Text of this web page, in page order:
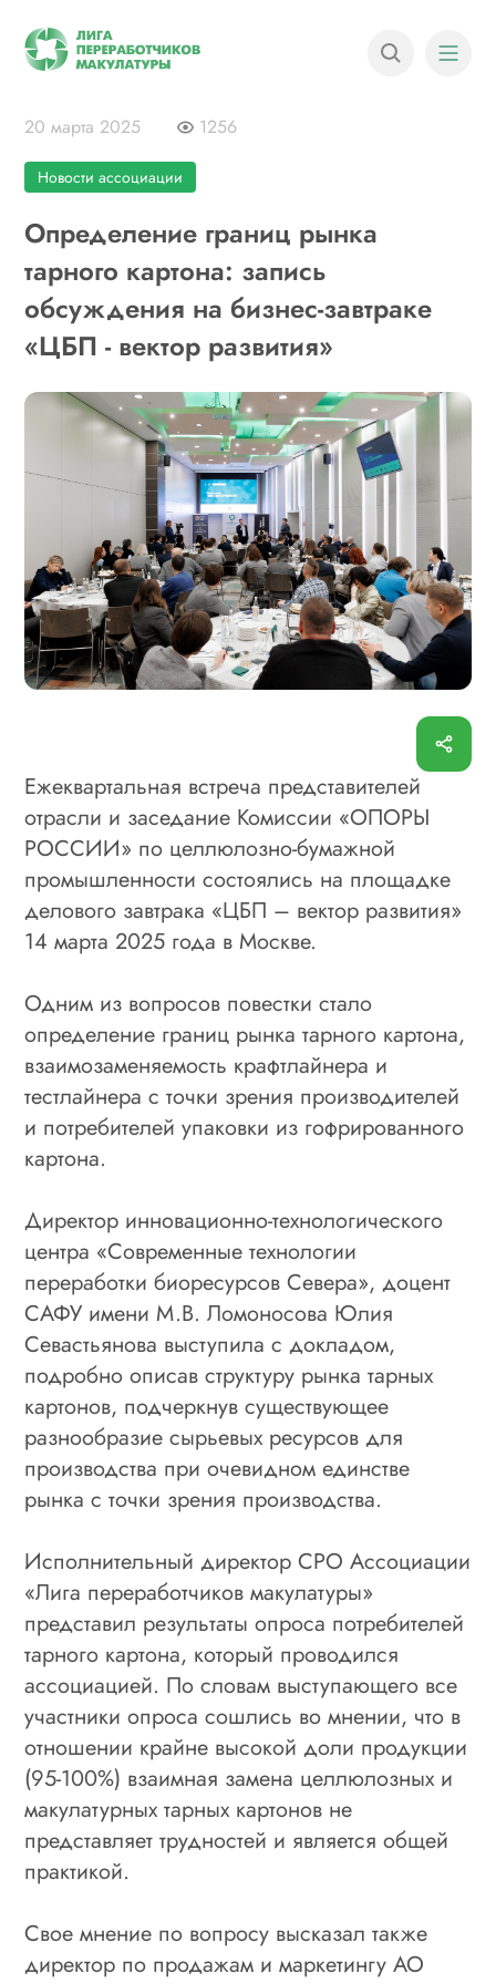
20 марта 2025 1256
Новости ассоциации
Определение границ рынка
тарного картона: запись
обсуждения на бизнес-завтраке
«ЦБП - вектор развития»
Ежеквартальная встреча представителей
отрасли и заседание Комиссии «ОПОРЫ
РОССИИ» по целлюлозно-бумажной
промышленности состоялись на площадке
делового завтрака «ЦБП – вектор развития»
14 марта 2025 года в Москве.
Одним из вопросов повестки стало
определение границ рынка тарного картона,
взаимозаменяемость крафтлайнера и
тестлайнера с точки зрения производителей
и потребителей упаковки из гофрированного
картона.
Директор инновационно-технологического
центра «Современные технологии
переработки биоресурсов Севера», доцент
САФУ имени М.В. Ломоносова Юлия
Севастьянова выступила с докладом,
подробно описав структуру рынка тарных
картонов, подчеркнув существующее
разнообразие сырьевых ресурсов для
производства при очевидном единстве
рынка с точки зрения производства.
Исполнительный директор СРО Ассоциации
«Лига переработчиков макулатуры»
представил результаты опроса потребителей
тарного картона, который проводился
ассоциацией. По словам выступающего все
участники опроса сошлись во мнении, что в
отношении крайне высокой доли продукции
(95-100%) взаимная замена целлюлозных и
макулатурных тарных картонов не
представляет трудностей и является общей
практикой.
Свое мнение по вопросу высказал также
директор по продажам и маркетингу АО